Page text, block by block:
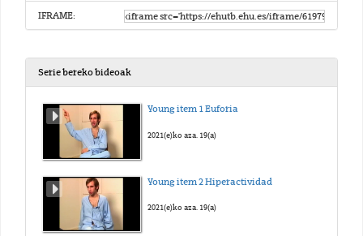
IFRAME:
Serie bereko bideoak
Young item 1 Euforia
2021(e)ko aza. 19(a)
Young item 2 Hiperactividad
2021(e)ko aza. 19(a)